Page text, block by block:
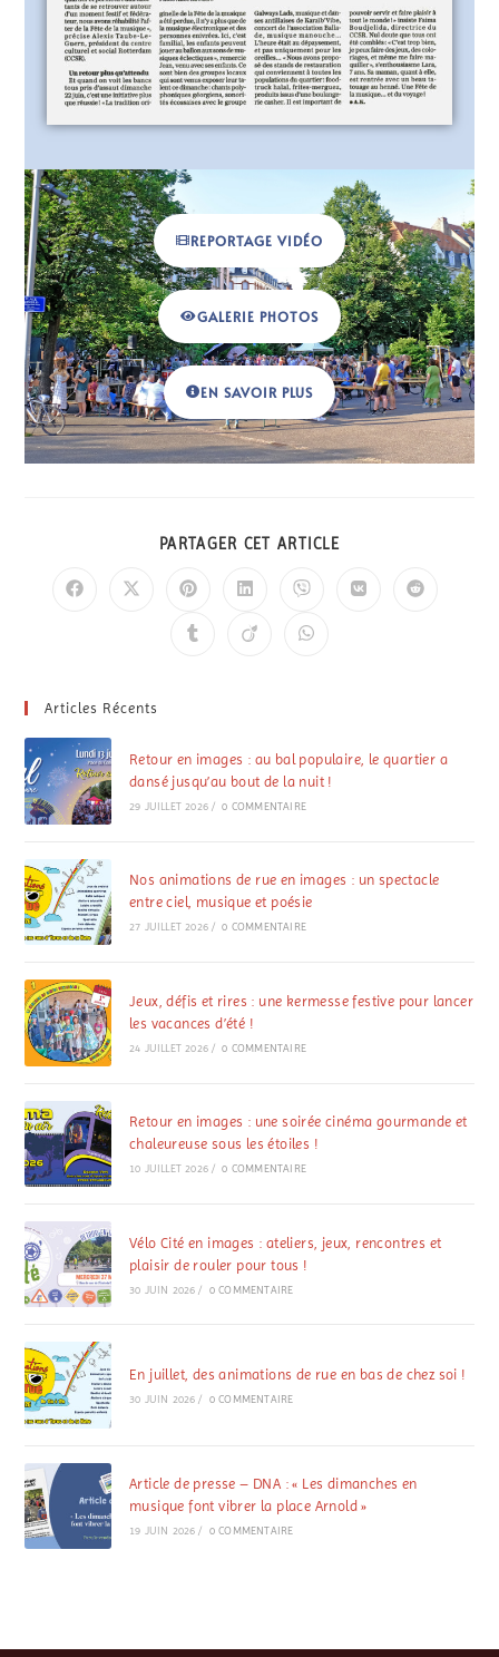
REPORTAGE VIDÉO
GALERIE PHOTOS
EN SAVOIR PLUS
PARTAGER CET ARTICLE
Articles Récents
Retour en images : au bal populaire, le quartier a
dansé jusqu’au bout de la nuit !
29 JUILLET 2026 / 0 COMMENTAIRE
Nos animations de rue en images : un spectacle
entre ciel, musique et poésie
27 JUILLET 2026 / 0 COMMENTAIRE
Jeux, défis et rires : une kermesse festive pour lancer
les vacances d’été !
24 JUILLET 2026 / 0 COMMENTAIRE
Retour en images : une soirée cinéma gourmande et
chaleureuse sous les étoiles !
10 JUILLET 2026 / 0 COMMENTAIRE
Vélo Cité en images : ateliers, jeux, rencontres et
plaisir de rouler pour tous !
30 JUIN 2026 / 0 COMMENTAIRE
En juillet, des animations de rue en bas de chez soi !
30 JUIN 2026 / 0 COMMENTAIRE
Article de presse – DNA : « Les dimanches en
musique font vibrer la place Arnold »
19 JUIN 2026 / 0 COMMENTAIRE